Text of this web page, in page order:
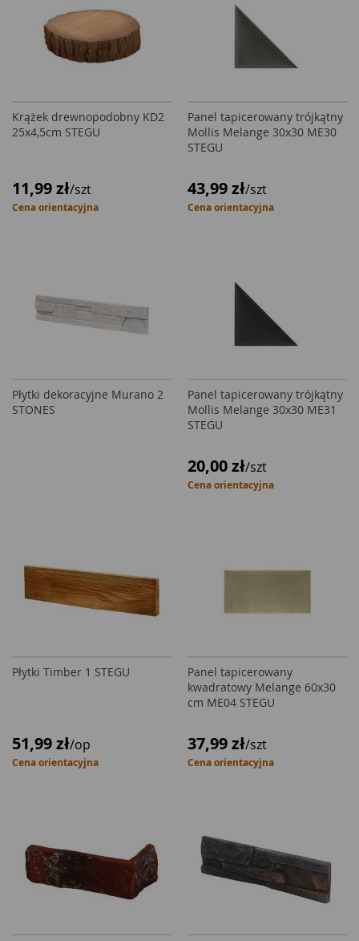
Krążek drewnopodobny KD2
25x4,5cm STEGU
11,99 zł/szt
Cena orientacyjna
Panel tapicerowany trójkątny
Mollis Melange 30x30 ME30
STEGU
43,99 zł/szt
Cena orientacyjna
Płytki dekoracyjne Murano 2
STONES
Panel tapicerowany trójkątny
Mollis Melange 30x30 ME31
STEGU
20,00 zł/szt
Cena orientacyjna
Płytki Timber 1 STEGU
51,99 zł/op
Cena orientacyjna
Panel tapicerowany
kwadratowy Melange 60x30
cm ME04 STEGU
37,99 zł/szt
Cena orientacyjna